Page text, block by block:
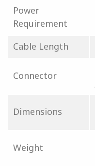
Power
Requirement
Cable Length
Connector
Dimensions
Weight